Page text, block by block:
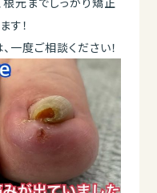
す！
一度ご相談ください！